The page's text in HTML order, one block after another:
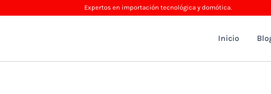
Expertos en importación tecnológica y domótica.
Inicio